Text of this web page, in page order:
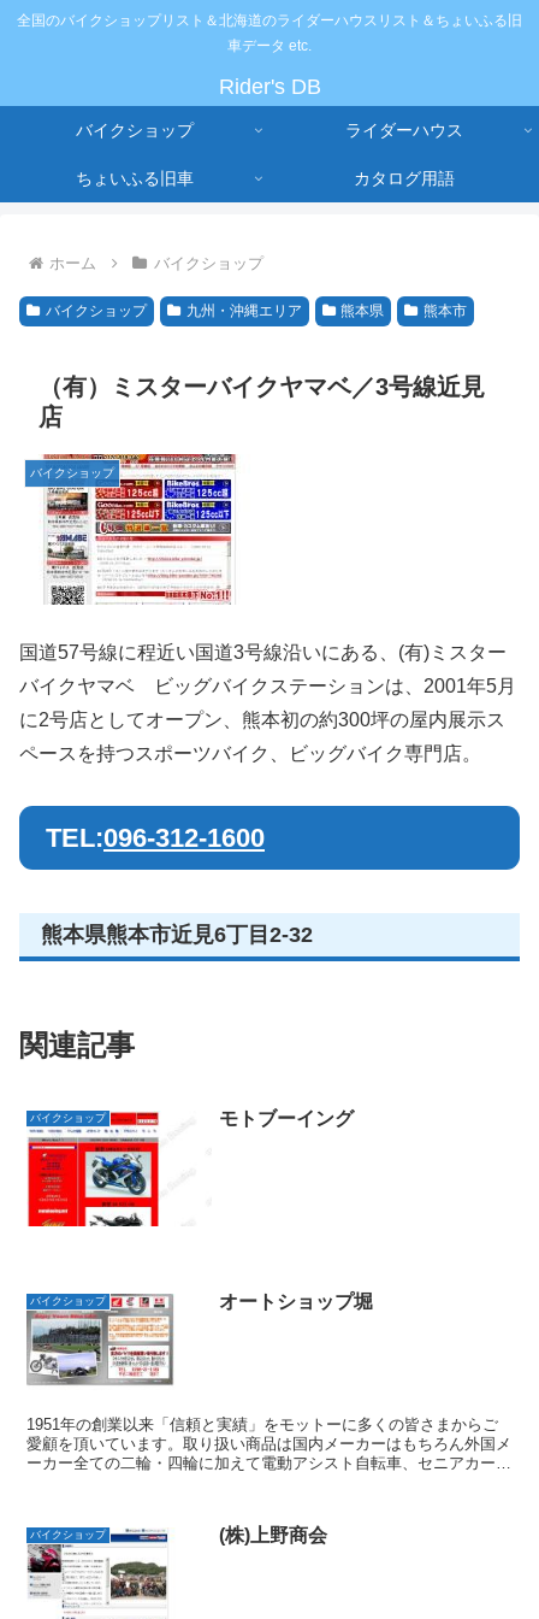
全国のバイクショップリスト＆北海道のライダーハウスリスト＆ちょいふる旧
車データ etc.
Rider's DB
バイクショップ ライダーハウス
ちょいふる旧車 カタログ用語
ホーム バイクショップ
バイクショップ 九州・沖縄エリア 熊本県 熊本市
（有）ミスターバイクヤマベ／3号線近見
店
バイクショップ
国道57号線に程近い国道3号線沿いにある、(有)ミスター
バイクヤマベ ビッグバイクステーションは、2001年5月
に2号店としてオープン、熊本初の約300坪の屋内展示ス
ペースを持つスポーツバイク、ビッグバイク専門店。
TEL:096-312-1600
熊本県熊本市近見6丁目2-32
関連記事
バイクショップ モトブーイング
バイクショップ オートショップ堀
1951年の創業以来「信頼と実績」をモットーに多くの皆さまからご
愛顧を頂いています。取り扱い商品は国内メーカーはもちろん外国メ
ーカー全ての二輪・四輪に加えて電動アシスト自転車、セニアカー、
バイクショップ (株)上野商会